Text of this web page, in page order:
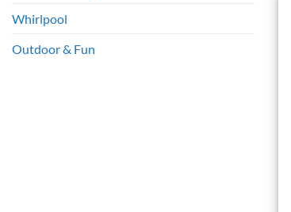
Whirlpool
Outdoor & Fun